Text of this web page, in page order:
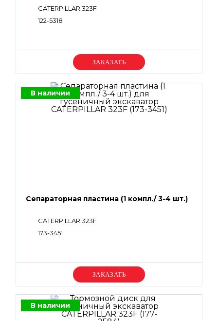
CATERPILLAR 323F
122-5318
Уточняйте цену
В наличии
Сепараторная пластина (1 компл./ 3-4 шт.)
CATERPILLAR 323F
173-3451
Уточняйте цену
В наличии